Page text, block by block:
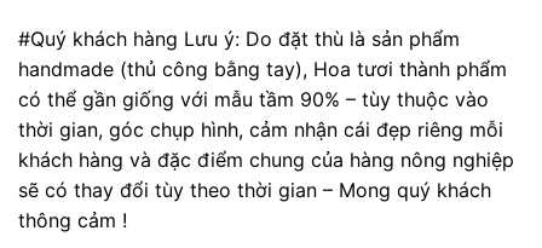
#Quý khách hàng Lưu ý: Do đặt thù là sản phẩm
handmade (thủ công bằng tay), Hoa tươi thành phẩm
có thể gần giống với mẫu tầm 90% – tùy thuộc vào
thời gian, góc chụp hình, cảm nhận cái đẹp riêng mỗi
khách hàng và đặc điểm chung của hàng nông nghiệp
sẽ có thay đổi tùy theo thời gian – Mong quý khách
thông cảm !